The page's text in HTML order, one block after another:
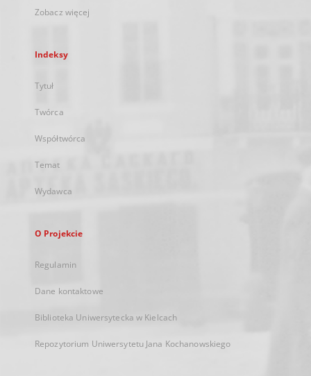
Zobacz więcej
Indeksy
Tytuł
Twórca
Współtwórca
Temat
Wydawca
O Projekcie
Regulamin
Dane kontaktowe
Biblioteka Uniwersytecka w Kielcach
Repozytorium Uniwersytetu Jana Kochanowskiego